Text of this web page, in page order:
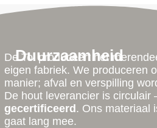
Duurzaamheid
De Tol produceert het
eigen fabriek. We produceren
manier; afval en verspilling
De hout leverancier is circulair
gecertificeerd . Ons materiaal
gaat lang mee.